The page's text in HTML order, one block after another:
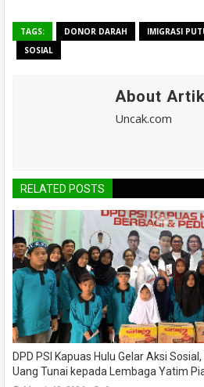
TAGS: DONOR DARAH IMIGRASI
SOSIAL
About
Uncak.com
RELATED POSTS
DPD PSI Kapuas Hulu Gelar Aksi
Uang Tunai kepada Lembaga Yatim